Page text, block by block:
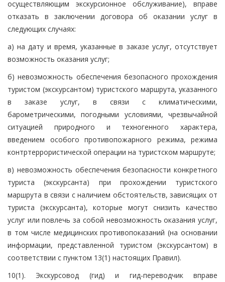
осуществляющим экскурсионное обслуживание), вправе
отказать в заключении договора об оказании услуг в
следующих случаях:
а) на дату и время, указанные в заказе услуг, отсутствует
возможность оказания услуг;
б) невозможность обеспечения безопасного прохождения
туристом (экскурсантом) туристского маршрута, указанного
в заказе услуг, в связи с климатическими,
барометрическими, погодными условиями, чрезвычайной
ситуацией природного и техногенного характера,
введением особого противопожарного режима, режима
контртеррористической операции на туристском маршруте;
в) невозможность обеспечения безопасности конкретного
туриста (экскурсанта) при прохождении туристского
маршрута в связи с наличием обстоятельств, зависящих от
туриста (экскурсанта), которые могут снизить качество
услуг или повлечь за собой невозможность оказания услуг,
в том числе медицинских противопоказаний (на основании
информации, представленной туристом (экскурсантом) в
соответствии с пунктом 13(1) настоящих Правил).
10(1). Экскурсовод (гид) и гид-переводчик вправе